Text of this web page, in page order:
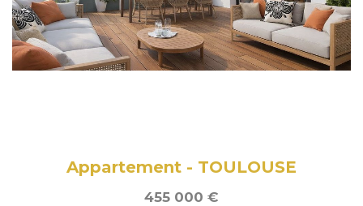
Appartement - TOULOUSE
455 000 €